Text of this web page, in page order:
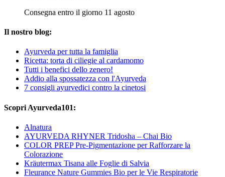
Consegna entro il giorno 11 agosto
Il nostro blog:
Ayurveda per tutta la famiglia
Ricetta: torta di ciliegie al cardamomo
Tutti i benefici dello zenero!
Addio alla spossatezza con l'Ayurveda
7 consigli ayurvedici contro la cinetosi
Scopri Ayurveda101:
Alnatura
AYURVEDA RHYNER Tridosha – Chai Bio
COLOR PREP Pre-Pigmentazione per Rafforzare la
Colorazione
Kräutermax Tisana alle Foglie di Salvia
Fleurance Nature Gummies Bio per le Vie Respiratorie